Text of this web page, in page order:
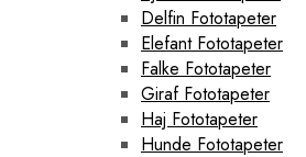
Delfin Fototapeter
Elefant Fototapeter
Falke Fototapeter
Giraf Fototapeter
Haj Fototapeter
Hunde Fototapeter